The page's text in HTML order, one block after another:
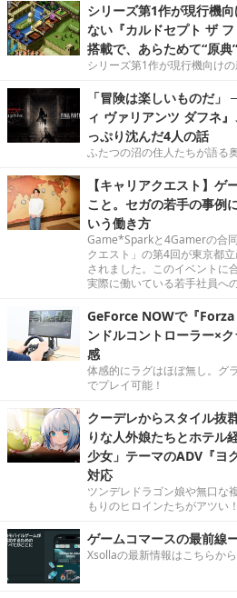
シリーズ第1作が現行機
ない『カルドセプト ザ
搭載で、あらためて“原典
シリーズ第1作が現行機向け
「冒険は楽しいものだ」
ィ ヴァリアンツ ダフネ
っぷり沈んだ4人の話
ふたつの沼の住人たちが語る
【キャリアクエスト】ゲ
こと。セガの若手の事例
いう働き方
Game*Sparkと4Gamerの合
クエスト」の第4回が東京都
されました。このイベントに
実際に働いている若手社員へ
GeForce NOWで『
ンドルコントローラー×
感
体感的にラグはほぼ無し。グ
でプレイ可能！
クーデレからスタイル抜
りな人外娘たちとホテル
少女」テーマのADV『ヨ
対応
ツンデレドラゴン娘や無口な
もりのヒロインたちがアツい！
ゲームコマースの最前線
Xsollaの最新情報はこちらから